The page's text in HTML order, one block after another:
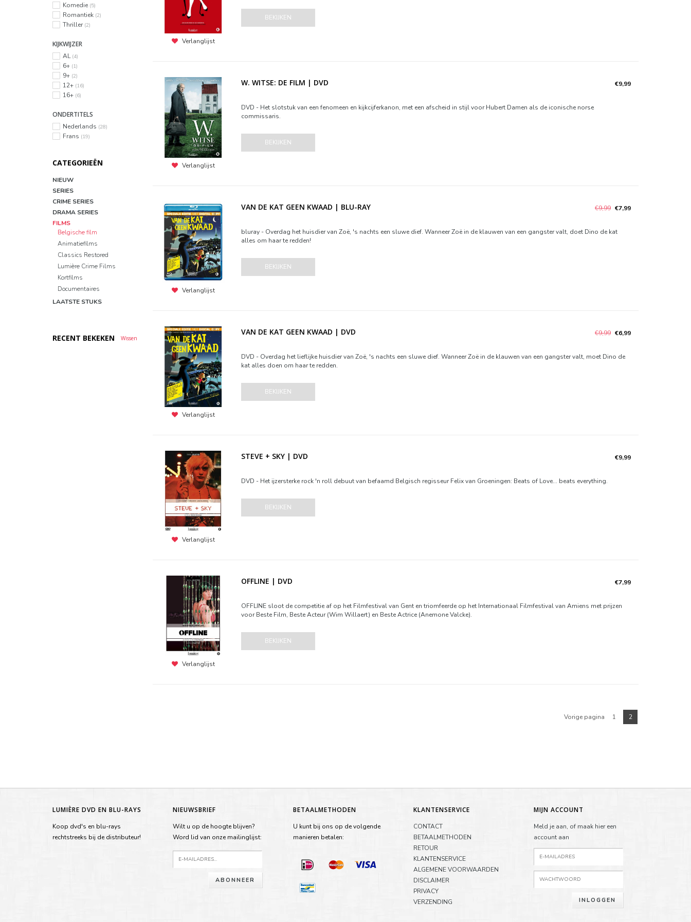
Komedie (5)
Romantiek (2)
Thriller (2)
KIJKWIJZER
AL (4)
6+ (1)
9+ (2)
12+ (16)
16+ (6)
ONDERTITELS
Nederlands (28)
Frans (19)
CATEGORIEËN
NIEUW
SERIES
CRIME SERIES
DRAMA SERIES
FILMS
Belgische film
Animatiefilms
Classics Restored
Lumière Crime Films
Kortfilms
Documentaires
LAATSTE STUKS
RECENT BEKEKEN Wissen
Verlanglijst
BEKIJKEN
Verlanglijst
W. WITSE: DE FILM | DVD €9,99
DVD - Het slotstuk van een fenomeen en kijkcijferkanon, met een afscheid in stijl voor Hubert Damen als de iconische norse
commissaris.
BEKIJKEN
Verlanglijst
VAN DE KAT GEEN KWAAD | BLU-RAY €9,99 €7,99
bluray - Overdag het huisdier van Zoë, 's nachts een sluwe dief. Wanneer Zoë in de klauwen van een gangster valt, doet Dino de kat
alles om haar te redden!
BEKIJKEN
Verlanglijst
VAN DE KAT GEEN KWAAD | DVD €9,99 €6,99
DVD - Overdag het lieflijke huisdier van Zoë, 's nachts een sluwe dief. Wanneer Zoë in de klauwen van een gangster valt, moet Dino de
kat alles doen om haar te redden.
BEKIJKEN
Verlanglijst
STEVE + SKY | DVD €9,99
DVD - Het ijzersterke rock 'n roll debuut van befaamd Belgisch regisseur Felix van Groeningen: Beats of Love... beats everything.
BEKIJKEN
Verlanglijst
OFFLINE | DVD €7,99
OFFLINE sloot de competitie af op het Filmfestival van Gent en triomfeerde op het Internationaal Filmfestival van Amiens met prijzen
voor Beste Film, Beste Acteur (Wim Willaert) en Beste Actrice (Anemone Valcke).
BEKIJKEN
Vorige pagina 1 2
LUMIÈRE DVD EN BLU-RAYS
Koop dvd's en blu-rays
rechtstreeks bij de distributeur!
NIEUWSBRIEF
Wilt u op de hoogte blijven?
Word lid van onze mailinglijst:
ABONNEER
BETAALMETHODEN
U kunt bij ons op de volgende
manieren betalen:
KLANTENSERVICE
CONTACT
BETAALMETHODEN
RETOUR
KLANTENSERVICE
ALGEMENE VOORWAARDEN
DISCLAIMER
PRIVACY
VERZENDING
MIJN ACCOUNT
Meld je aan, of maak hier een
account aan
INLOGGEN